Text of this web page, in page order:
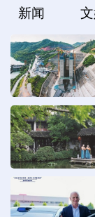
新闻